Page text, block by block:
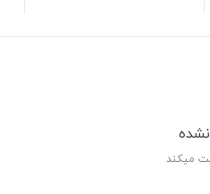
میکند